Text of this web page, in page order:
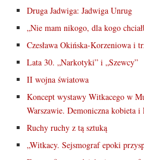
Druga Jadwiga: Jadwiga Unrug
„Nie mam nikogo, dla kogo
Czesława Okińska-Korzeniowa i
Lata 30. „Narkotyki” i „Szewcy”
II wojna światowa
Koncept wystawy Witkacego w
Warszawie. Demoniczna kobieta i
Ruchy ruchy z tą sztuką
„Witkacy. Sejsmograf epoki